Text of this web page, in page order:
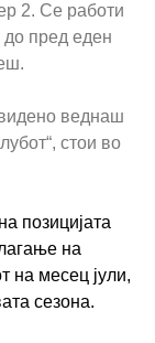
2. Се работи
до пред еден
веднаш
стои во
позицијата
на
на месец јули,
сезона.